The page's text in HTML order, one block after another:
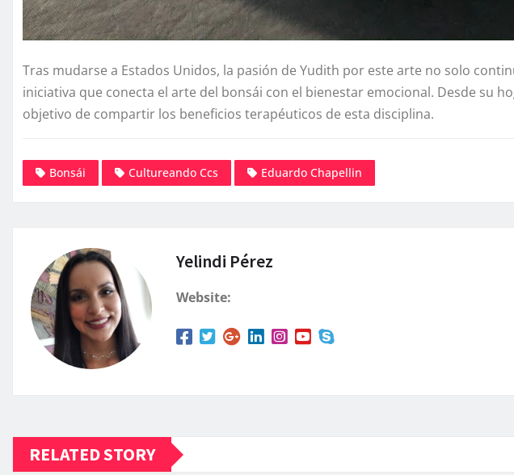
Tras mudarse a Estados Unidos, la pasión de Yudith por este arte no solo
iniciativa que conecta el arte del bonsái con el bienestar emocional. Desde su
objetivo de compartir los beneficios terapéuticos de esta disciplina.
Bonsái Cultureando Ccs Eduardo Chapellin
Yelindi Pérez
Website:
RELATED STORY